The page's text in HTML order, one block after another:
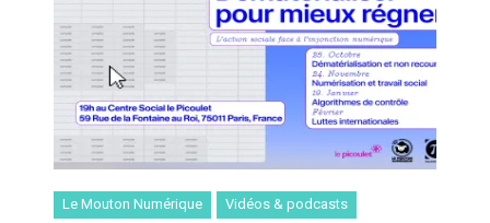
Quand Mistral veut moraliser le
pillage
Commentaire sur la polémique
des perroquets
Les syndicats, (tout) contre l’IA
Le Mouton Numérique Vidéos & podcasts